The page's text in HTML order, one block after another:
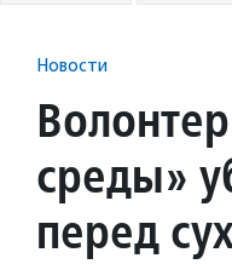
Новости
среды»
перед